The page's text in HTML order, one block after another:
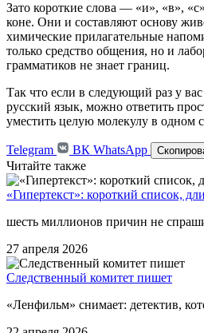
Зато короткие слова — «и», «в»,
коне. Они и составляют основу
химические прилагательные
только средство общения, но и
грамматиков не знает границ.
Так что если в следующий раз у
русский язык, можно ответить
уместить целую молекулу в одном
Telegram ВК WhatsApp
Читайте также
«Гипертекст»: короткий список,
шесть миллионов причин не
27 апреля 2026
Следственный комитет пишет
«Ленфильм» снимает: детектив,